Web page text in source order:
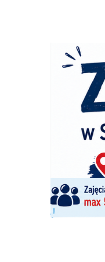
Strona główna
WIADOMOŚCI Z
Polsko-